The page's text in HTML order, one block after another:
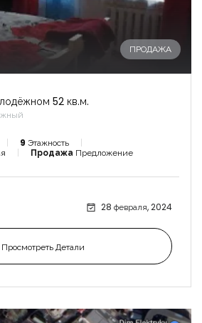
ПРОДАЖА
52 кв.м.
9 Этажность
Продажа Предложение
28 февраля, 2024
Просмотреть Детали